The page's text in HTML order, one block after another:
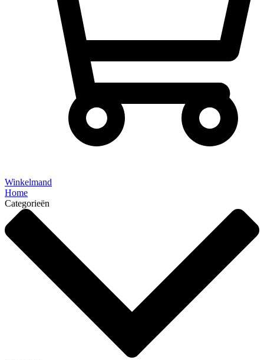
Winkelmand
Home
Categorieën